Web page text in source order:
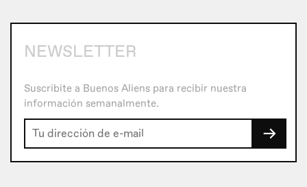
NEWSLETTER
Suscribite a Buenos Aliens para recibir nuestra
información semanalmente.
→